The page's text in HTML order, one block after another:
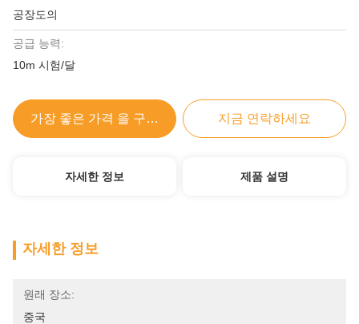
공장도의
공급 능력:
10m 시험/달
가장 좋은 가격 을 구하라 지금 연락하세요
자세한 정보 제품 설명
자세한 정보
원래 장소:
중국